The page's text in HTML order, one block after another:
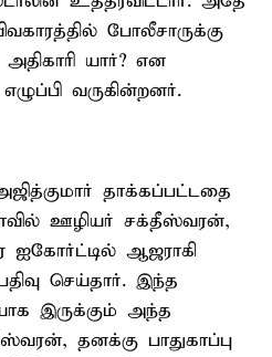
போலீசாருக்கு
யார்? என
வருகின்றனர்.
தாக்கப்பட்டதை
ஊழியர் சக்தீஸ்வரன்,
ஐகோர்ட்டில் ஆஜராகி
செய்தார். இந்த
இருக்கும் அந்த
தனக்கு பாதுகாப்பு